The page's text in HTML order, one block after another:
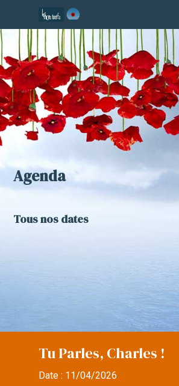
to
main
content
Agenda
Tous nos dates
Tu Parles, Charles !
Date : 11/04/2026